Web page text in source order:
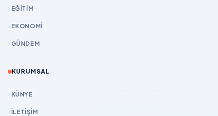
EĞİTİM
EKONOMİ
GÜNDEM
KURUMSAL
KÜNYE
İLETIŞIM